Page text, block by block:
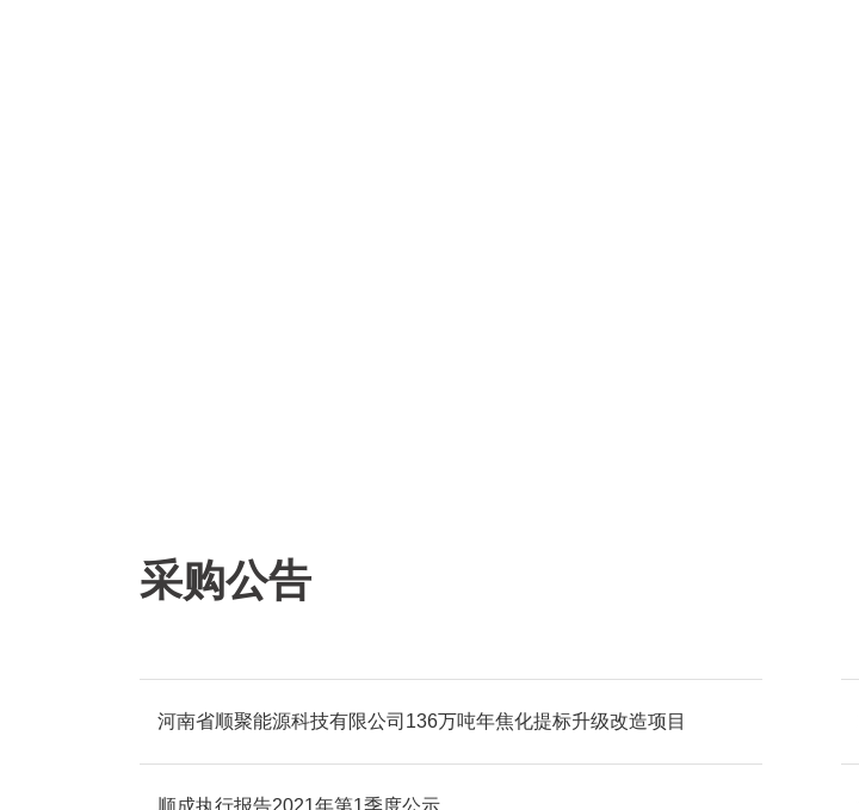
采购公告
河南省顺聚能源科技有限公司136万吨年焦化提标升级改造项目
顺成执行报告2021年第1季度公示